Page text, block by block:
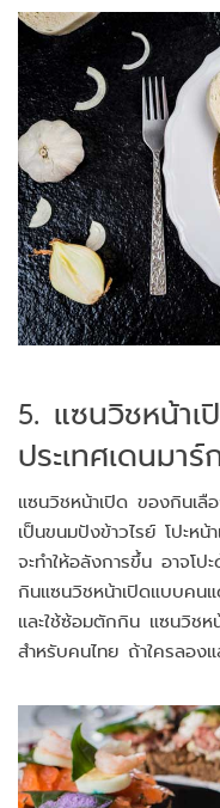
5. แซนวิชหน้าเ
ประเทศเดนมาร์
แซนวิชหน้าเปิด ของกินเลื
เป็นขนมปังข้าวไรย์ โปะห
จะทำให้อลังการขึ้น อาจโป
กินแซนวิชหน้าเปิดแบบคนแ
และใช้ซ้อมตักกิน แซนวิชห
สำหรับคนไทย ถ้าใครลอง